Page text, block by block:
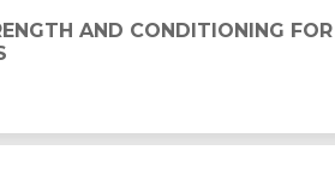
AND CONDITIONING